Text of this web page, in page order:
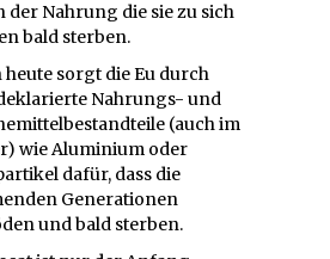
der Nahrung die sie zu sich
bald sterben.
heute sorgt die Eu durch
Nahrungs- und
(auch im
wie Aluminium oder
dafür, dass die
Generationen
und bald sterben.